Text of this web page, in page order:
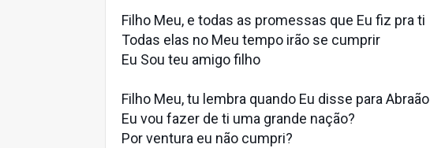
Filho Meu, e todas as promessas que Eu fiz pra ti
Todas elas no Meu tempo irão se cumprir
Eu Sou teu amigo filho
Filho Meu, tu lembra quando Eu disse para Abraão
Eu vou fazer de ti uma grande nação?
Por ventura eu não cumpri?